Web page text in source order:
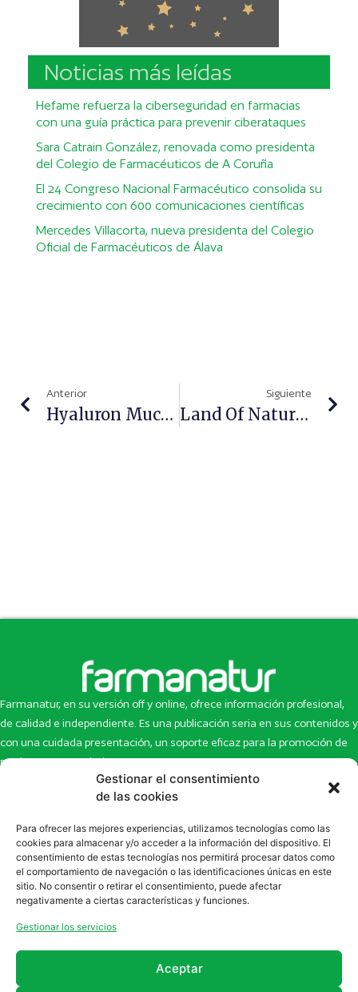
Gestionar el consentimiento
de las cookies
Para ofrecer las mejores experiencias, utilizamos tecnologías como las
cookies para almacenar y/o acceder a la información del dispositivo. El
consentimiento de estas tecnologías nos permitirá procesar datos como
el comportamiento de navegación o las identificaciones únicas en este
sitio. No consentir o retirar el consentimiento, puede afectar
negativamente a ciertas características y funciones.
Gestionar los servicios
Aceptar
Noticias más leídas
Hefame refuerza la ciberseguridad en farmacias
con una guía práctica para prevenir ciberataques
Sara Catrain González, renovada como presidenta
del Colegio de Farmacéuticos de A Coruña
El 24 Congreso Nacional Farmacéutico consolida su
crecimiento con 600 comunicaciones científicas
Mercedes Villacorta, nueva presidenta del Colegio
Oficial de Farmacéuticos de Álava
Anterior
Hyaluron Mucus: Hidratación Y Regeneración En Formato Gel Para La Sequedad Vaginal
Siguiente
Land Of Nature Vuelve Con Su Edición Especial UBUNTU Navidad Que Querrás Usar Todo El Año
Farmanatur, en su versión off y online, ofrece información profesional,
de calidad e independiente. Es una publicación seria en sus contenidos y
con una cuidada presentación, un soporte eficaz para la promoción de
productos y novedades.
Inicio
Newsletter
Eco Multimedia
Contacto
Artículos
Escaparate
Enlaces de interés
SUSCRÍBETE A NUESTRO NEWSLETTER
la sección deNewsletter